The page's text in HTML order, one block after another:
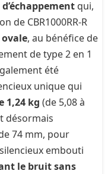
qui,
de CBR1000RR-R
, au bénéfice de
de type 2 en 1
été
unique qui
1,24 kg (de 5,08 à
désormais
74 mm, pour
embouti
le bruit sans